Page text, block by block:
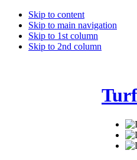
Skip to content
Skip to main navigation
Skip to 1st column
Skip to 2nd column